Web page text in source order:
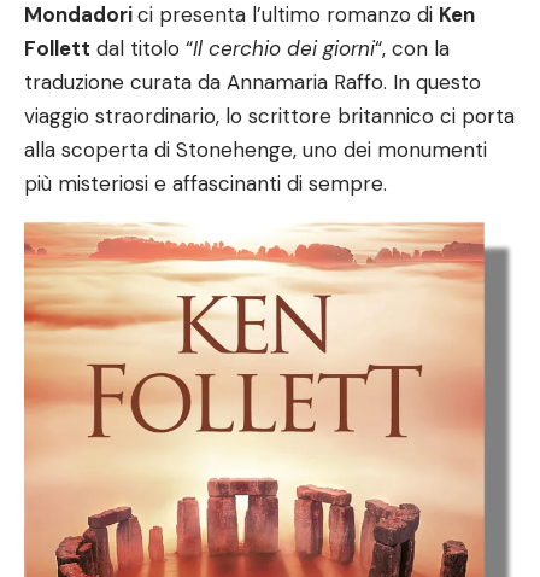
Mondadorici presenta l’ultimo romanzo di Ken
Follett dal titolo “Il cerchio dei giorni“, con la
traduzione curata da Annamaria Raffo. In questo
viaggio straordinario, lo scrittore britannico ci porta
alla scoperta di Stonehenge, uno dei monumenti
più misteriosi e affascinanti di sempre.